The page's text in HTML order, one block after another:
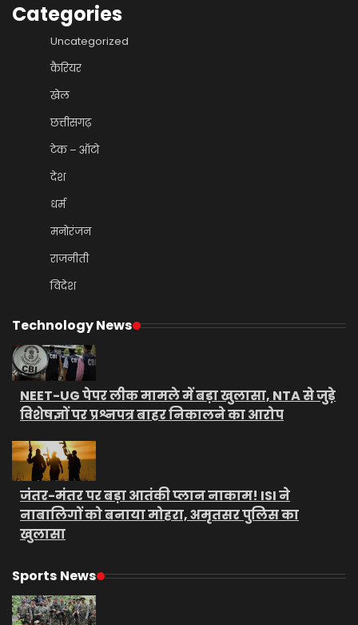
Categories
Uncategorized
कैरियर
खेल
छत्तीसगढ़
टेक – ऑटो
देश
धर्म
मनोरंजन
राजनीती
विदेश
Technology News
NEET-UG पेपर लीक मामले में बड़ा खुलासा, NTA से जुड़े
विशेषज्ञों पर प्रश्नपत्र बाहर निकालने का आरोप
जंतर-मंतर पर बड़ा आतंकी प्लान नाकाम! ISI ने
नाबालिगों को बनाया मोहरा, अमृतसर पुलिस का
खुलासा
Sports News